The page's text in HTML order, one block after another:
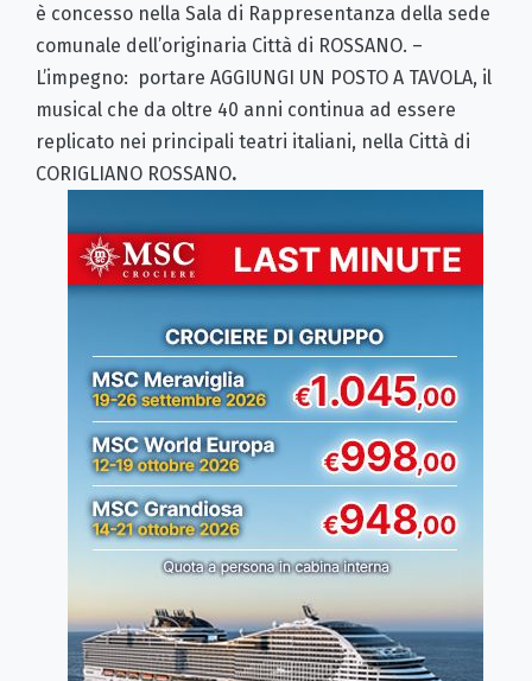
è concesso nella Sala di Rappresentanza della sede
comunale dell’originaria Città di ROSSANO. –
L’impegno: portare AGGIUNGI UN POSTO A TAVOLA, il
musical che da oltre 40 anni continua ad essere
replicato nei principali teatri italiani, nella Città di
CORIGLIANO ROSSANO.